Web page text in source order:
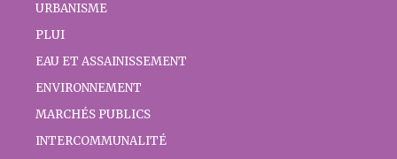
URBANISME
PLUI
EAU ET ASSAINISSEMENT
ENVIRONNEMENT
MARCHÉS PUBLICS
INTERCOMMUNALITÉ